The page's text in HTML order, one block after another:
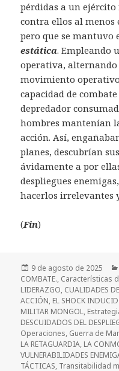
pérdidas a un
contra ellos al menos
pero que se mantuvo
estática. Empleando
operativa, alternando
movimiento
capacidad de
depredador
hombres mantenían
acción. Así,
planes, descubrían
ávidamente a por
despliegues
hacerlos irrelevantes
(Fin)
Publicado
el
9 de agosto de 2025
COMBATE., Características
LIDERAZGO, CUALIDADES
ACCIÓN, EL SHOCK
MILITAR MONGOL,
DESCUIDADOS DEL
Operaciones, Guerra de
LA RETAGUARDIA, LA
VULNERABILIDADES
TÁCTICAS, Transitabilidad